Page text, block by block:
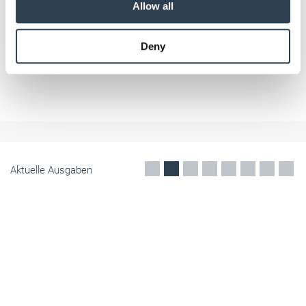
provided to them or that they’ve collected from your use
Weitere Informationen:Impressum Datenschutz
Allow all
Deny
Mai 2026